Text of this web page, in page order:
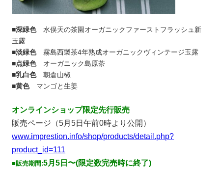
■深緑色水俣天の茶園オーガニックファーストフラッシュ新
玉露
■淡緑色霧島西製茶4年熟成オーガニックヴィンテージ玉露
■点緑色オーガニック島原茶
■乳白色朝倉山椒
■黄色マンゴと生姜
オンラインショップ限定先行販売
販売ページ（5月5日午前0時より公開）
www.imprestion.info/shop/products/detail.php?
product_id=111
■販売期間:5月5日〜(限定数完売時に終了)